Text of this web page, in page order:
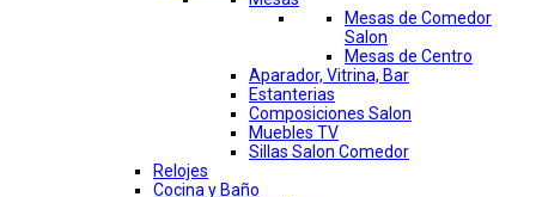
Mesas de Comedor
Salon
Mesas de Centro
Aparador, Vitrina, Bar
Estanterias
Composiciones Salon
Muebles TV
Sillas Salon Comedor
Relojes
Cocina y Baño